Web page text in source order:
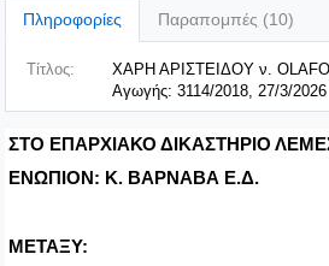
Πληροφορίες Παραπομπές (10)
Τίτλος:
ΧΑΡΗ ΑΡΙΣΤΕΙΔΟΥ ν.
Αγωγής: 3114/2018, 27/3/2026
ΣΤΟ ΕΠΑΡΧΙΑΚΟ ΔΙΚΑΣΤΗΡΙΟ
ΕΝΩΠΙΟΝ: Κ. ΒΑΡΝΑΒΑ Ε.Δ.
ΜΕΤΑΞΥ: